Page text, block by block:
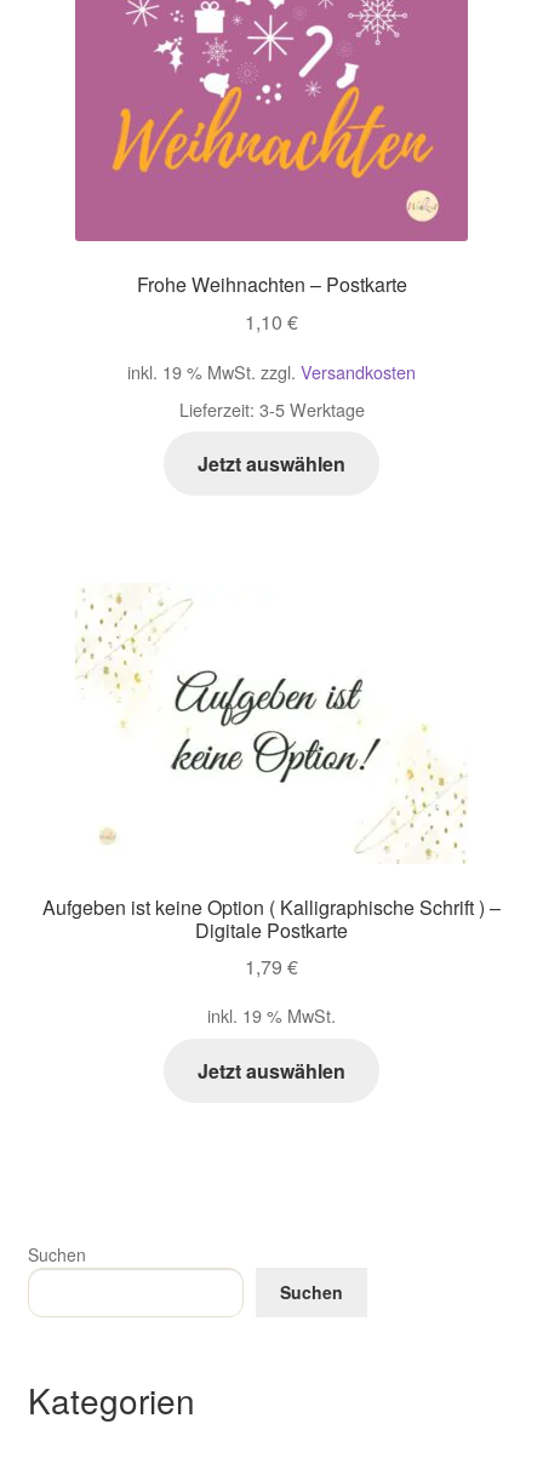
Frohe Weihnachten – Postkarte
1,10 €
inkl. 19 % MwSt. zzgl. Versandkosten
Lieferzeit: 3-5 Werktage
Jetzt auswählen
Aufgeben ist keine Option ( Kalligraphische Schrift ) –
Digitale Postkarte
1,79 €
inkl. 19 % MwSt.
Jetzt auswählen
Suchen
Suchen
Kategorien